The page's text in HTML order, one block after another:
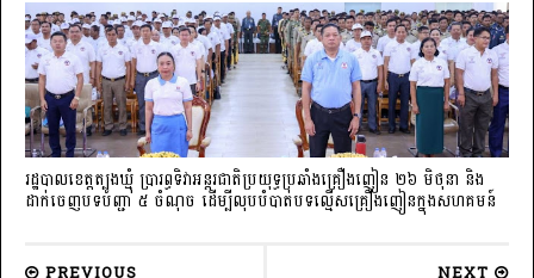
រដ្ឋបាលខេត្តត្បូងឃ្មុំ ប្រារព្ធទិវាអន្តរជាតិប្រយុទ្ធប្រឆាំងគ្រឿងញៀន ២៦ មិថុនា និង
ដាក់ចេញបទបញ្ជា ៥ ចំណុច ដើម្បីលុបបំបាត់បទល្មើសគ្រឿងញៀនក្នុងសហគមន៍